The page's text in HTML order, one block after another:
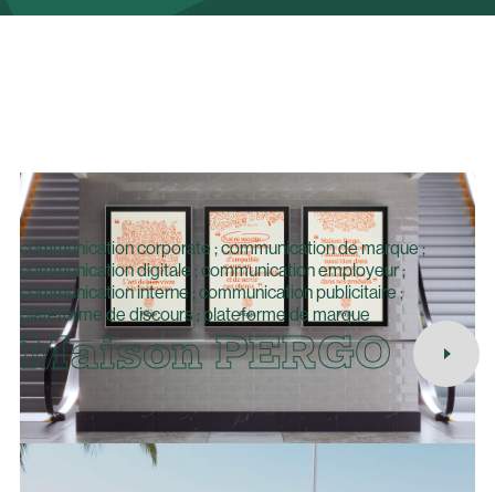
communication corporate ; communication de marque ;
communication digitale ; communication employeur ;
communication interne ; communication publicitaire ;
plateforme de discours ; plateforme de marque
Maison PERGO